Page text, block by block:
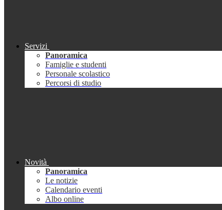
Servizi
Panoramica
Famiglie e studenti
Personale scolastico
Percorsi di studio
Novità
Panoramica
Le notizie
Calendario eventi
Albo online